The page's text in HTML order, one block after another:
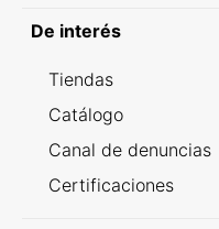
De interés
Tiendas
Catálogo
Canal de denuncias
Certificaciones